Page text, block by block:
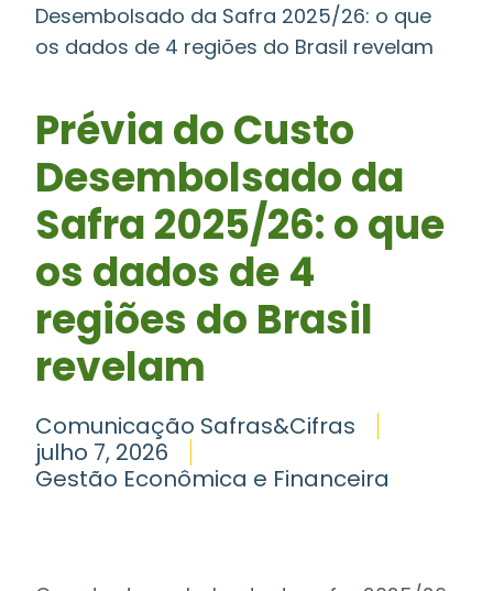
Desembolsado da Safra 2025/26: o que
os dados de 4 regiões do Brasil revelam
Prévia do Custo
Desembolsado da
Safra 2025/26: o que
os dados de 4
regiões do Brasil
revelam
Comunicação Safras&Cifras
julho 7, 2026
Gestão Econômica e Financeira